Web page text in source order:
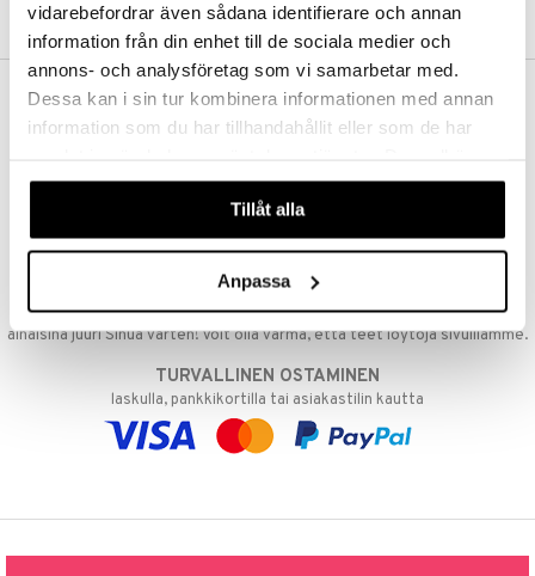
vidarebefordrar även sådana identifierare och annan
information från din enhet till de sociala medier och
annons- och analysföretag som vi samarbetar med.
Dessa kan i sin tur kombinera informationen med annan
information som du har tillhandahållit eller som de har
våra cookies vid fortsatt användande av vår webbplats.
Tillåt alla
Anpassa
ILMAINEN TOIMITUS YLI 50 €
NOPEAT TOIMITUKSET
päivänä
EDULLISET HINNAT
Ostamalla suuria eriä tuotteita varastoomme voimme pitää hinnat
alhaisina juuri Sinua varten! Voit olla varma, että teet löytöjä sivuillamme.
TURVALLINEN OSTAMINEN
laskulla, pankkikortilla tai asiakastilin kautta